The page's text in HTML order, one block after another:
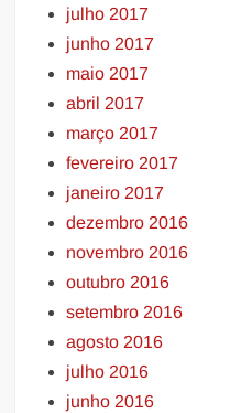
julho 2017
junho 2017
maio 2017
abril 2017
março 2017
fevereiro 2017
janeiro 2017
dezembro 2016
novembro 2016
outubro 2016
setembro 2016
agosto 2016
julho 2016
junho 2016